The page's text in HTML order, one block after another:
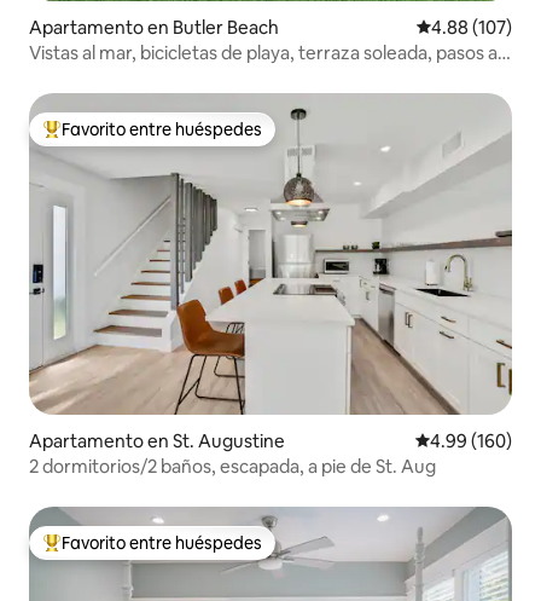
Apartamento en Butler Beach Calificación
4.88 (107)
Vistas al mar, bicicletas de playa, terraza soleada, pasos a
Favorito entre huéspedes preferido
Favorito entre huéspedes
Apartamento en St. Augustine Calificación
4.99 (160)
2 dormitorios/2 baños, escapada, a pie de St. Aug
Favorito entre huéspedes preferido
Favorito entre huéspedes